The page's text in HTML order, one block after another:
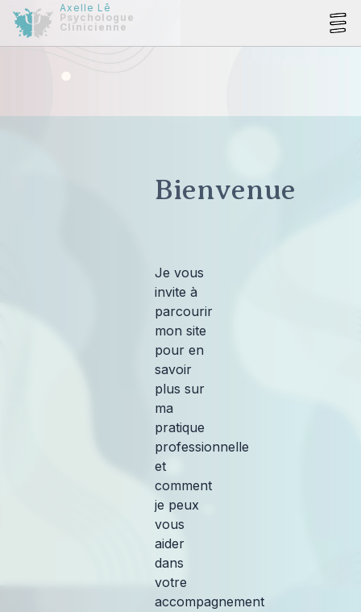
Axelle Lê
Psychologue
Clinicienne
Bienvenue
Je vous
invite à
parcourir
mon site
pour en
savoir
plus sur
ma
pratique
professionnelle
et
comment
je peux
vous
aider
dans
votre
accompagnement